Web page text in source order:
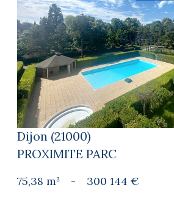
voir le bien
Dijon (21000)
PROXIMITE PARC
75,38 m² - 300 144 €